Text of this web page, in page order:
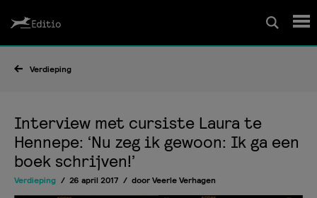
Verdieping
Interview met cursiste Laura te
Hennepe: ‘Nu zeg ik gewoon: Ik ga een
boek schrijven!’
Verdieping 26 april 2017 doorVeerle Verhagen